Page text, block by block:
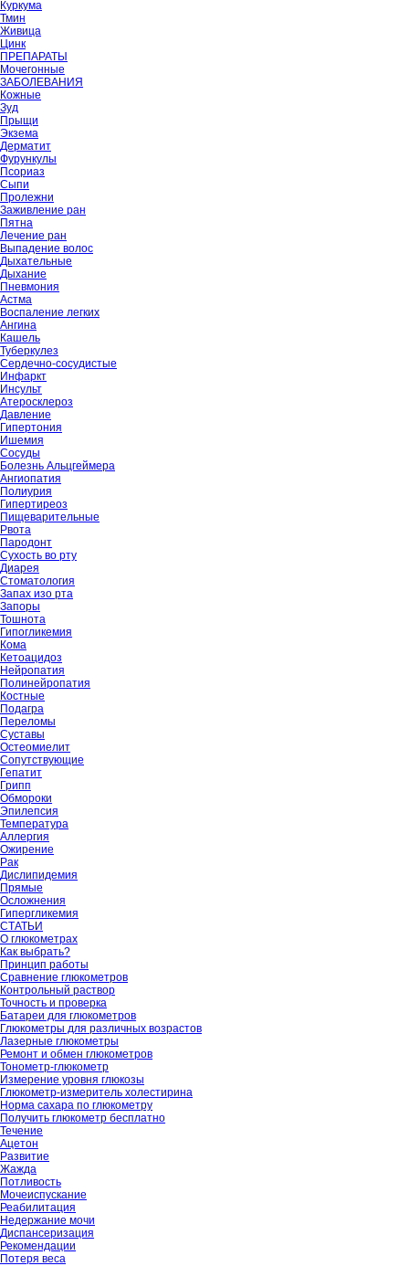
Куркума
Тмин
Живица
Цинк
ПРЕПАРАТЫ
Мочегонные
ЗАБОЛЕВАНИЯ
Кожные
Зуд
Прыщи
Экзема
Дерматит
Фурункулы
Псориаз
Сыпи
Пролежни
Заживление ран
Пятна
Лечение ран
Выпадение волос
Дыхательные
Дыхание
Пневмония
Астма
Воспаление легких
Ангина
Кашель
Туберкулез
Сердечно-сосудистые
Инфаркт
Инсульт
Атеросклероз
Давление
Гипертония
Ишемия
Сосуды
Болезнь Альцгеймера
Ангиопатия
Полиурия
Гипертиреоз
Пищеварительные
Рвота
Пародонт
Сухость во рту
Диарея
Стоматология
Запах изо рта
Запоры
Тошнота
Гипогликемия
Кома
Кетоацидоз
Нейропатия
Полинейропатия
Костные
Подагра
Переломы
Суставы
Остеомиелит
Сопутствующие
Гепатит
Грипп
Обмороки
Эпилепсия
Температура
Аллергия
Ожирение
Рак
Дислипидемия
Прямые
Осложнения
Гипергликемия
СТАТЬИ
О глюкометрах
Как выбрать?
Принцип работы
Сравнение глюкометров
Контрольный раствор
Точность и проверка
Батареи для глюкометров
Глюкометры для различных возрастов
Лазерные глюкометры
Ремонт и обмен глюкометров
Тонометр-глюкометр
Измерение уровня глюкозы
Глюкометр-измеритель холестирина
Норма сахара по глюкометру
Получить глюкометр бесплатно
Течение
Ацетон
Развитие
Жажда
Потливость
Мочеиспускание
Реабилитация
Недержание мочи
Диспансеризация
Рекомендации
Потеря веса